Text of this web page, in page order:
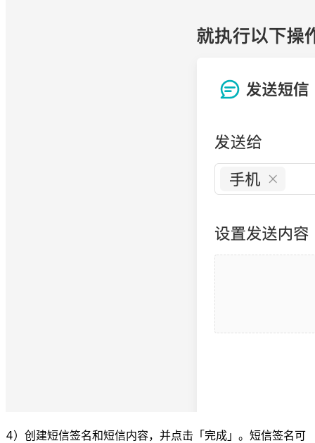
4）创建短信签名和短信内容，并点击「完成」。短信签名可